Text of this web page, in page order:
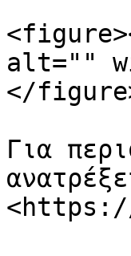
alt=""
</
Για